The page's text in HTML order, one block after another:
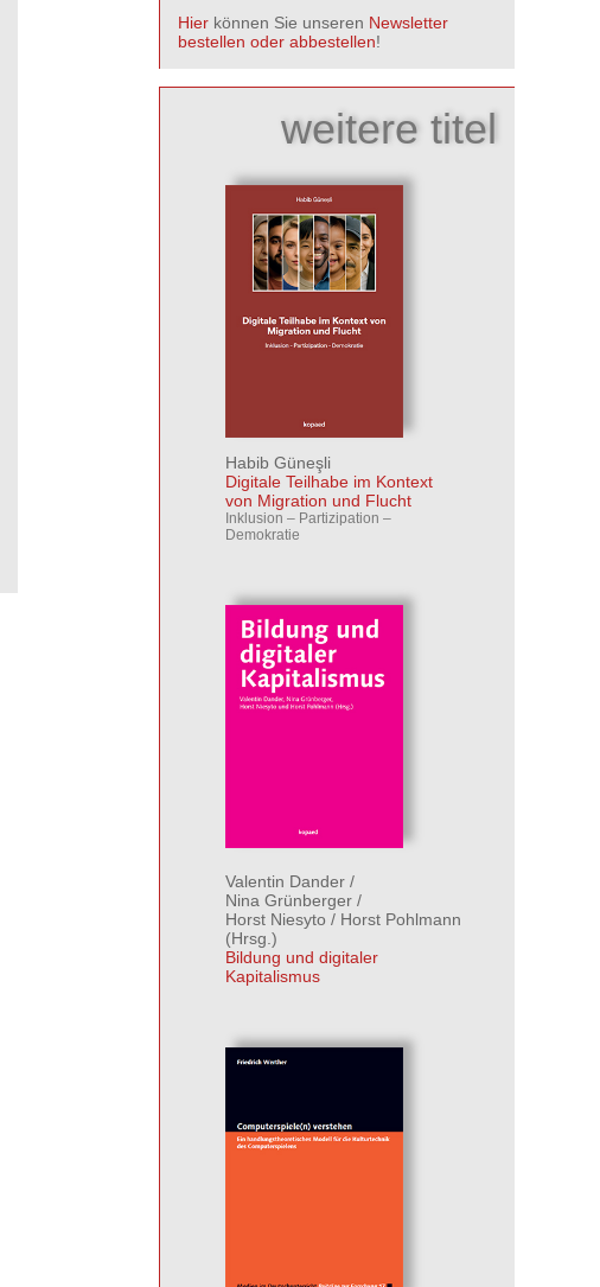
Hier können Sie unseren Newsletter
bestellen oder abbestellen!
weitere titel
Habib Güneşli
Digitale Teilhabe im Kontext
von Migration und Flucht
Inklusion – Partizipation –
Demokratie
Valentin Dander /
Nina Grünberger /
Horst Niesyto / Horst Pohlmann
(Hrsg.)
Bildung und digitaler
Kapitalismus